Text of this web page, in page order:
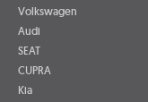
Volkswagen
Audi
SEAT
CUPRA
Kia